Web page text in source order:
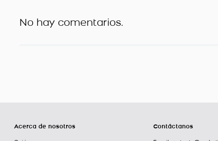
No hay comentarios.
Acerca de nosotros Contáctanos